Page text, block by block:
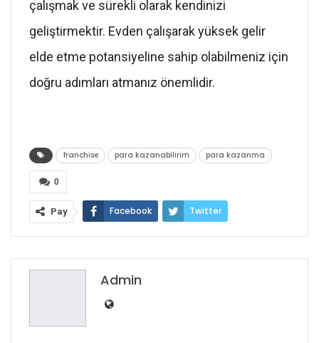
çalışmak ve sürekli olarak kendinizi
geliştirmektir. Evden çalışarak yüksek gelir
elde etme potansiyeline sahip olabilmeniz için
doğru adımları atmanız önemlidir.
franchise para kazanabilirim para kazanma
0
Pay Facebook Twitter
Google+ ReddIt
Admin